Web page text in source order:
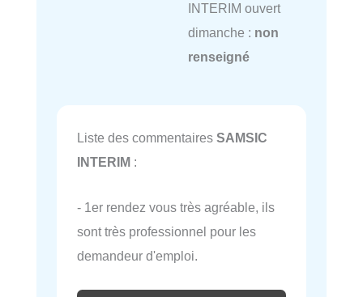
INTERIM ouvert
dimanche : non
renseigné
Liste des commentaires SAMSIC
INTERIM :
- 1er rendez vous très agréable, ils
sont très professionnel pour les
demandeur d'emploi.